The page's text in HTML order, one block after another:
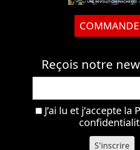
Reçois notre
J’ai lu et j’accepte la